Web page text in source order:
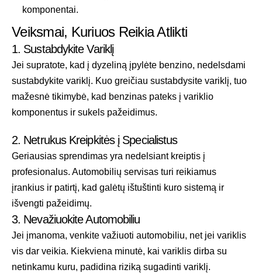
komponentai.
Veiksmai, Kuriuos Reikia Atlikti
1. Sustabdykite Variklį
Jei supratote, kad į dyzeliną įpylėte benzino, nedelsdami
sustabdykite variklį. Kuo greičiau sustabdysite variklį, tuo
mažesnė tikimybė, kad benzinas pateks į variklio
komponentus ir sukels pažeidimus.
2. Netrukus Kreipkitės į Specialistus
Geriausias sprendimas yra nedelsiant kreiptis į
profesionalus. Automobilių servisas turi reikiamus
įrankius ir patirtį, kad galėtų ištuštinti kuro sistemą ir
išvengti pažeidimų.
3. Nevažiuokite Automobiliu
Jei įmanoma, venkite važiuoti automobiliu, net jei variklis
vis dar veikia. Kiekviena minutė, kai variklis dirba su
netinkamu kuru, padidina riziką sugadinti variklį.